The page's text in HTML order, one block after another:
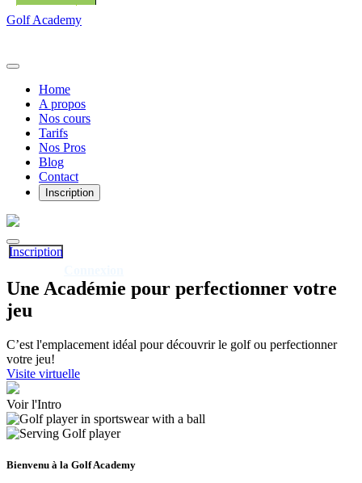
Golf Academy
Home
A propos
Nos cours
Tarifs
Nos Pros
Blog
Contact
Inscription
Inscription
Une Académie pour perfectionner votre
jeu
C’est l'emplacement idéal pour découvrir le golf ou perfectionner
votre jeu!
Visite virtuelle
Voir l'Intro
Bienvenu à la Golf Academy